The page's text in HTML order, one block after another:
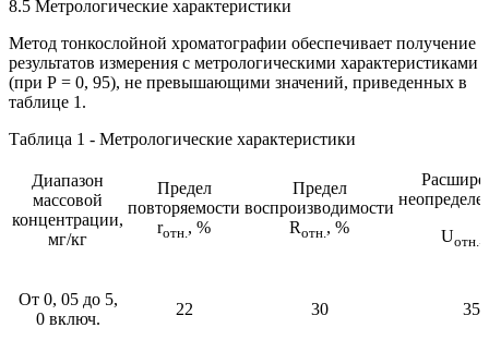
8.5 Метрологические характеристики
Метод тонкослойной хроматографии обеспечивает получение
результатов измерения с метрологическими характеристиками
(при Р = 0, 95), не превышающими значений, приведенных в
таблице 1.
Таблица 1 - Метрологические характеристики
Диапазон
массовой
концентрации,
мг/кг
Предел
повторяемости
rотн., %
Предел
воспроизводимости
Rотн., %
Uотн.
От 0, 05 до 5,
0 включ.
22 30 35